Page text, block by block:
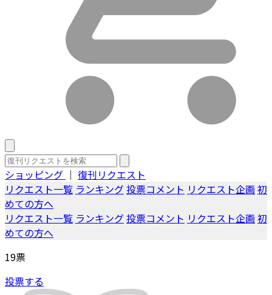
ショッピング ｜ 復刊リクエスト
リクエスト一覧 ランキング投票コメント リクエスト企画 初
めての方へ
リクエスト一覧 ランキング投票コメント リクエスト企画 初
めての方へ
19票
投票する